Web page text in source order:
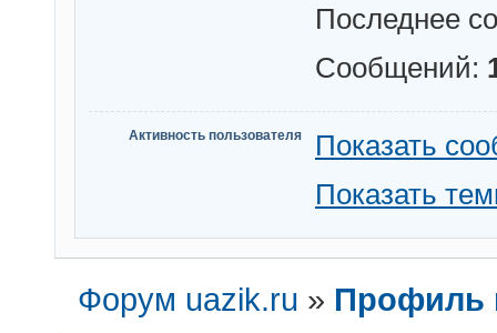
Последнее
Сообщений:
Активность пользователя
Показать
Показать
Форум uazik.ru » Профиль